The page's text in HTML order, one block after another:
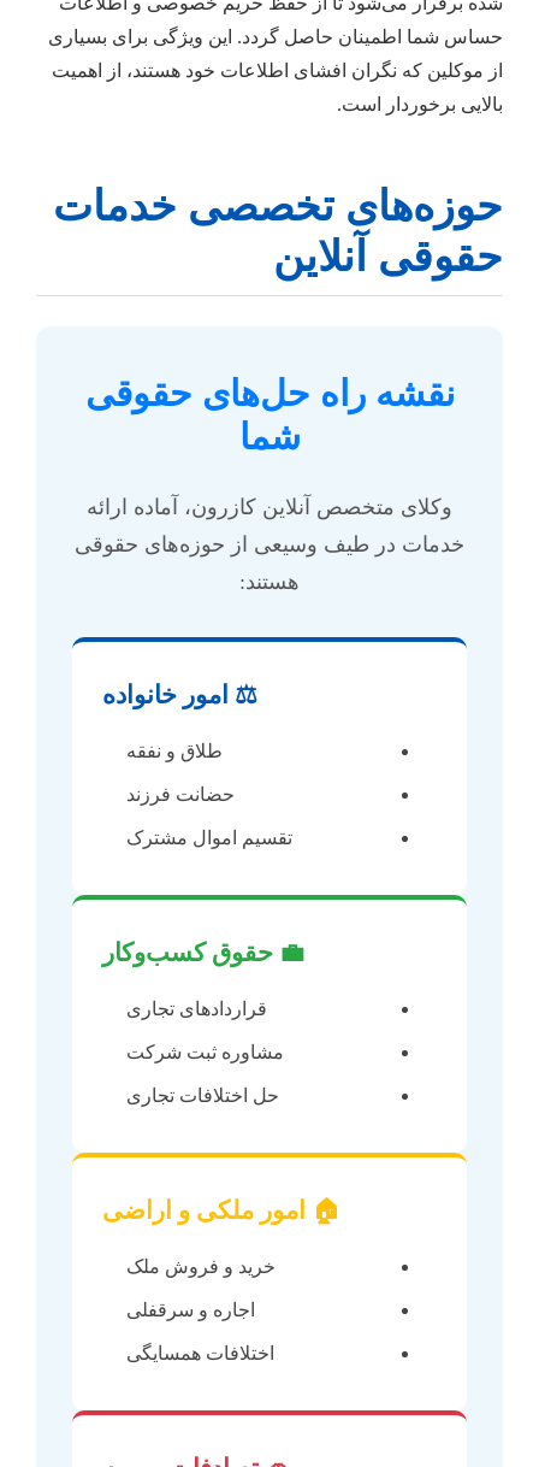
حساس شما اطمینان حاصل گردد. این ویژگی برای بسیاری
از موکلین که نگران افشای اطلاعات خود هستند، از اهمیت
بالایی برخوردار است.
حوزه‌های تخصصی خدمات
حقوقی آنلاین
نقشه راه حل‌های حقوقی
شما
وکلای متخصص آنلاین کازرون، آماده ارائه
خدمات در طیف وسیعی از حوزه‌های حقوقی
هستند:
⚖️ امور خانواده
طلاق و نفقه
حضانت فرزند
تقسیم اموال مشترک
💼 حقوق کسب‌وکار
قراردادهای تجاری
مشاوره ثبت شرکت
حل اختلافات تجاری
🏠 امور ملکی و اراضی
خرید و فروش ملک
اجاره و سرقفلی
اختلافات همسایگی